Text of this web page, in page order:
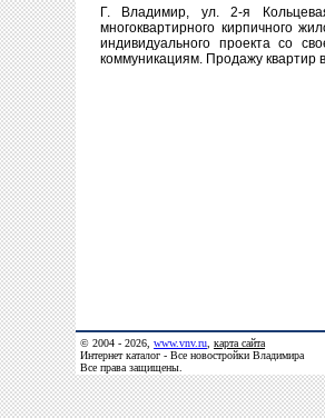
Г. Владимир, ул. 2-я
многоквартирного кирпичного
индивидуального проекта со
коммуникациям. Продажу квартир
© 2004 - 2026, www.vnv.ru карта сайта
Интернет каталог - Все новостройки Владимира
Все права защищены.